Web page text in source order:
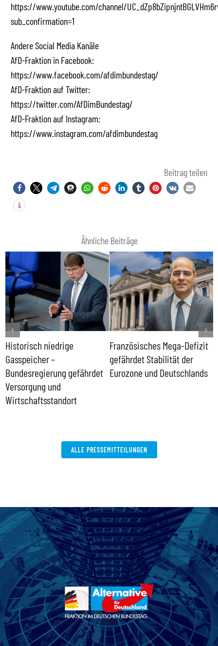
https://www.youtube.com/channel/
sub_confirmation=1
Andere Social Media Kanäle
AfD-Fraktion in Facebook:
https://www.facebook.com/afdimbundestag/
AfD-Fraktion auf Twitter:
https://twitter.com/AfDimBundestag/
AfD-Fraktion auf Instagram:
https://www.instagram.com/afdimbundestag
Beitrag teilen
Ähnliche Beiträge
Historisch niedrige
Gasspeicher –
Bundesregierung gefährdet
Versorgung und
Wirtschaftsstandort
Französisches Mega-Defizit
gefährdet Stabilität der
Eurozone und Deutschlands
ALLE PRESSEMITTEILUNGEN